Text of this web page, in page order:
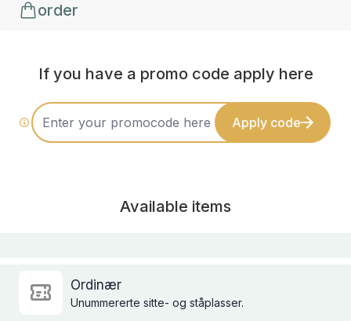
order
If you have a promo code apply here
Apply code
Available items
Ordinær
Unummererte sitte- og ståplasser.